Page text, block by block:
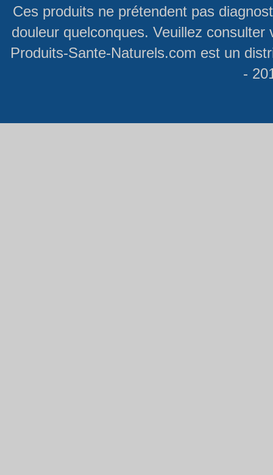
Ces produits ne prétendent pas
douleur quelconques. Veuillez
Produits-Sante-Naturels.com est un
-